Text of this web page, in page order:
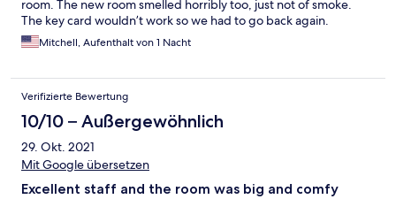
room. The new room smelled horribly too, just not of smoke.
The key card wouldn’t work so we had to go back again.
Mitchell, Aufenthalt von 1 Nacht
Verifizierte Bewertung
10/10 – Außergewöhnlich
29. Okt. 2021
Mit Google übersetzen
Excellent staff and the room was big and comfy